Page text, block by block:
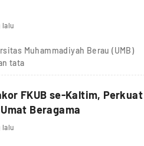
lalu
Muhammadiyah Berau (UMB)
tata
FKUB se-Kaltim, Perkuat
Beragama
lalu